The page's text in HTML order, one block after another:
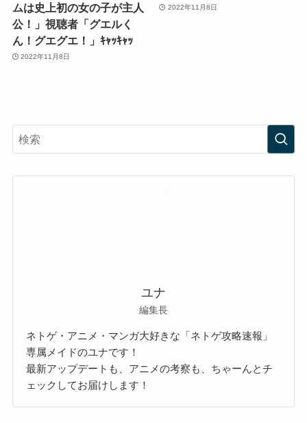
ムは史上初の女の子が主人
公！」視聴者「グエルく
ん！グエグエ！」ｷｬｯｷｬｯ
2022年11月8日
2022年11月8日
ユナ
編集長
ネトゲ・アニメ・マンガ大好きな「ネトゲ攻略速報」
専属メイドのユナです！
最新アップデートも、アニメの考察も、ちゃーんとチ
ェックしてお届けします！